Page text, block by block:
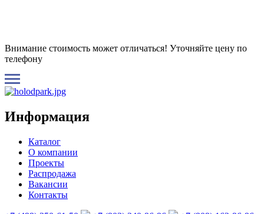
Внимание стоимость может отличаться! Уточняйте цену по
телефону
Информация
Каталог
О компании
Проекты
Распродажа
Вакансии
Контакты